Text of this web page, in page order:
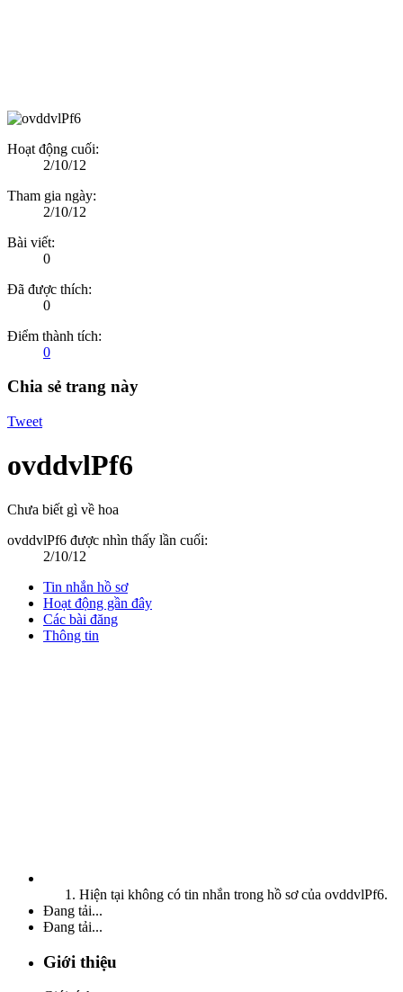
Hoạt động cuối:
2/10/12
Tham gia ngày:
2/10/12
Bài viết:
0
Đã được thích:
0
Điểm thành tích:
0
Chia sẻ trang này
Tweet
ovddvlPf6
Chưa biết gì về hoa
ovddvlPf6 được nhìn thấy lần cuối:
2/10/12
Tin nhắn hồ sơ
Hoạt động gần đây
Các bài đăng
Thông tin
Hiện tại không có tin nhắn trong hồ sơ của ovddvlPf6.
Đang tải...
Đang tải...
Giới thiệu